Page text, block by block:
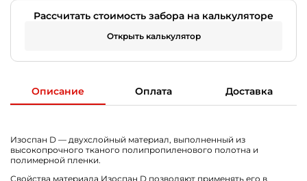
Рассчитать стоимость забора на калькуляторе
Открыть калькулятор
Описание Оплата Доставка
Изоспан D — двухслойный материал, выполненный из
высокопрочного тканого полипропиленового полотна и
полимерной пленки.
Свойства материала Изоспан D позволяют применять его в